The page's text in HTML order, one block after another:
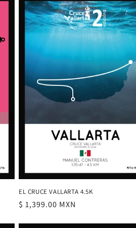
EL CRUCE VALLARTA 4.5K
Precio
$ 1,399.00 MXN